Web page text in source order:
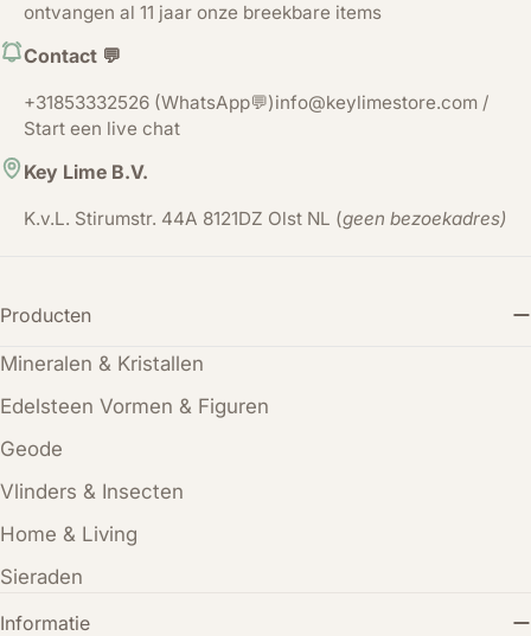
ontvangen al 11 jaar onze breekbare items
Contact 💬
+31853332526 (WhatsApp💬)info@keylimestore.com /
Start een live chat
Key Lime B.V.
K.v.L. Stirumstr. 44A 8121DZ Olst NL (geen bezoekadres)
Producten
Mineralen & Kristallen
Edelsteen Vormen & Figuren
Geode
Vlinders & Insecten
Home & Living
Sieraden
Informatie